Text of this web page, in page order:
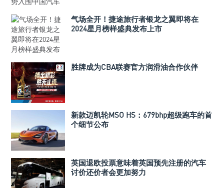
气场全开！捷途旅行者银龙之翼即将在
2024星月榜样盛典发布上市
胜牌成为CBA联赛官方润滑油合作伙伴
新款迈凯轮MSO HS：679bhp超级跑车的首
个细节公布
英国退欧投票意味着英国预先注册的汽车
讨价还价者会更加努力